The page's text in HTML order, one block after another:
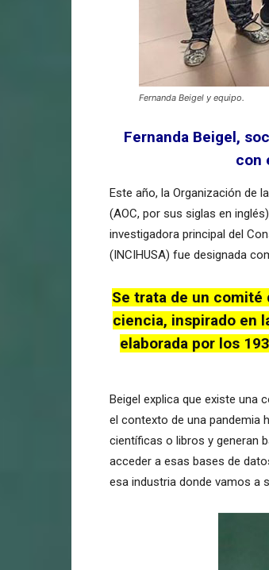
Fernanda Beigel y equipo.
Fernanda Beigel,
con
Este año, la Organización de
(AOC, por sus siglas en
investigadora principal del
(INCIHUSA) fue designada
Se trata de un comité
ciencia, inspirado en
elaborada por los
Beigel explica que existe una
el contexto de una pandemia
científicas o libros y generan
acceder a esas bases de
esa industria donde vamos a